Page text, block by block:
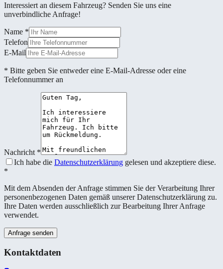
Interessiert an diesem Fahrzeug? Senden Sie uns eine
unverbindliche Anfrage!
Name *
Telefon
E-Mail
* Bitte geben Sie entweder eine E-Mail-Adresse oder eine
Telefonnummer an
Nachricht *
Ich habe die Datenschutzerklärung gelesen und akzeptiere diese.
*
Mit dem Absenden der Anfrage stimmen Sie der Verarbeitung Ihrer
personenbezogenen Daten gemäß unserer Datenschutzerklärung zu.
Ihre Daten werden ausschließlich zur Bearbeitung Ihrer Anfrage
verwendet.
Anfrage senden
Kontaktdaten